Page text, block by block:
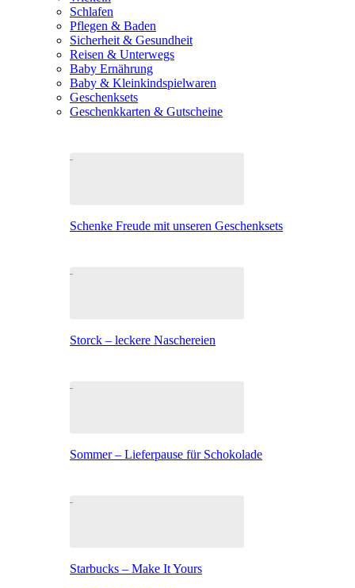
Schlafen
Pflegen & Baden
Sicherheit & Gesundheit
Reisen & Unterwegs
Baby Ernährung
Baby & Kleinkindspielwaren
Geschenksets
Geschenkkarten & Gutscheine
Schenke Freude mit unseren Geschenksets
Storck – leckere Naschereien
Sommer – Lieferpause für Schokolade
Starbucks – Make It Yours